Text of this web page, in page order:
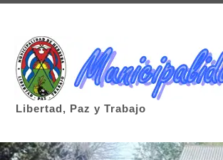
Libertad, Paz y Trabajo